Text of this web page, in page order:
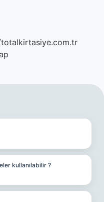
kullanılabilir ?